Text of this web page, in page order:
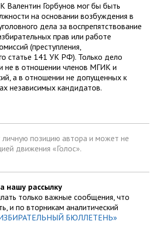
Валентин Горбунов мог бы быть
на основании возбуждения в
дела за воспрепятствование
прав или работе
(преступления,
статье 141 УК РФ). Только дело
не в отношении членов МГИК и
а в отношении не допущенных к
независимых кандидатов.
позицию автора и может не
движения «Голос».
нашу рассылку
только важные сообщения, что
и по вторникам аналитический
БЮЛЛЕТЕНЬ»